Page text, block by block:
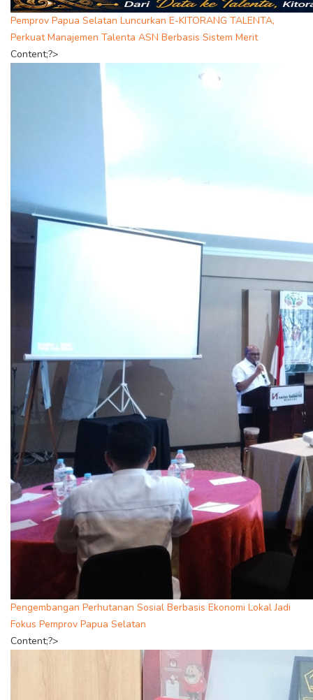
Pemprov Papua Selatan Luncurkan E-KITORANG TALENTA,
Perkuat Manajemen Talenta ASN Berbasis Sistem Merit
Content;?>
Pengembangan Perhutanan Sosial Berbasis Ekonomi Lokal Jadi
Fokus Pemprov Papua Selatan
Content;?>